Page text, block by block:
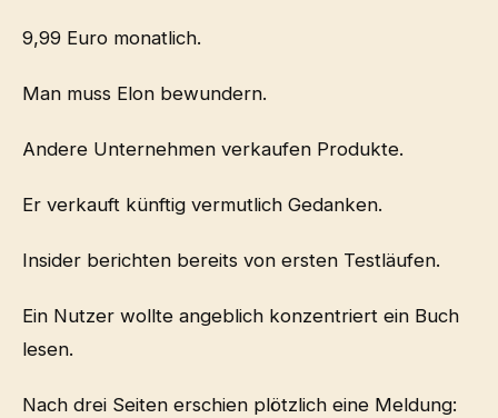
9,99 Euro monatlich.
Man muss Elon bewundern.
Andere Unternehmen verkaufen Produkte.
Er verkauft künftig vermutlich Gedanken.
Insider berichten bereits von ersten Testläufen.
Ein Nutzer wollte angeblich konzentriert ein Buch
lesen.
Nach drei Seiten erschien plötzlich eine Meldung: